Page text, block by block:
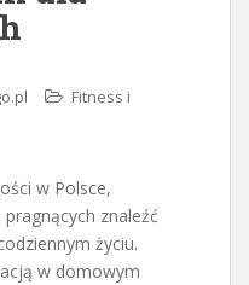
Fitness i
w Polsce,
znaleźć
życiu.
w domowym